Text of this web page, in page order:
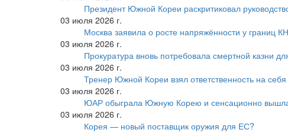
Президент Южной Кореи раскритиковал
03 июля 2026 г.
Москва заявила о росте напряжённости у границ
03 июля 2026 г.
Прокуратура вновь потребовала смертной казни
03 июля 2026 г.
Тренер Южной Кореи взял ответственность на
03 июля 2026 г.
ЮАР обыграла Южную Корею и сенсационно
03 июля 2026 г.
Корея — новый поставщик оружия для ЕС?